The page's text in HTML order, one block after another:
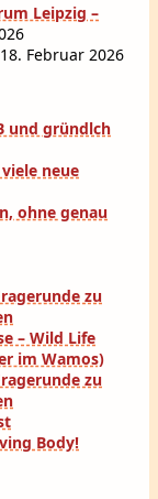
Leipzig –
18. Februar 2026
und gründlch
neue
ohne genau
zu
– Wild Life
im Wamos)
zu
Body!